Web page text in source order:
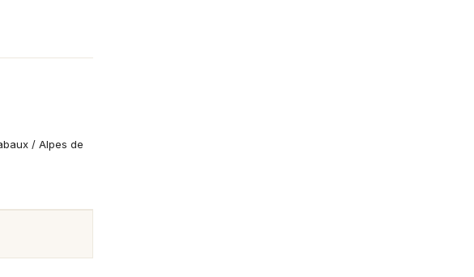
/ Alpes de